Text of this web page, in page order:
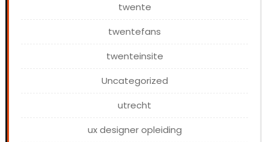
twente
twentefans
twenteinsite
Uncategorized
utrecht
ux designer opleiding